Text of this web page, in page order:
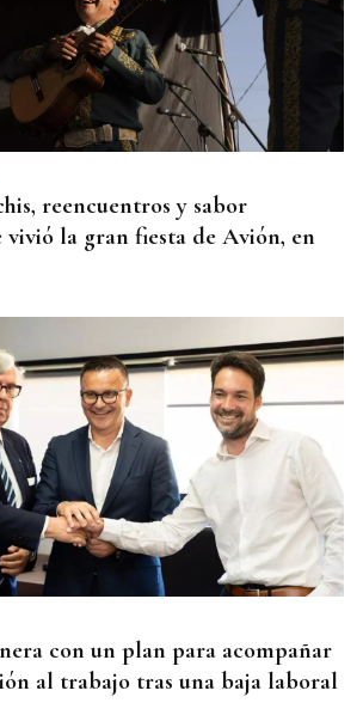
Sharif Ahmadzai por el
activista cuyo cuerpo fue hallado
Atenas
reencuentros y sabor
vivió la gran fiesta de Avión, en
con un plan para acompañar
al trabajo tras una baja laboral